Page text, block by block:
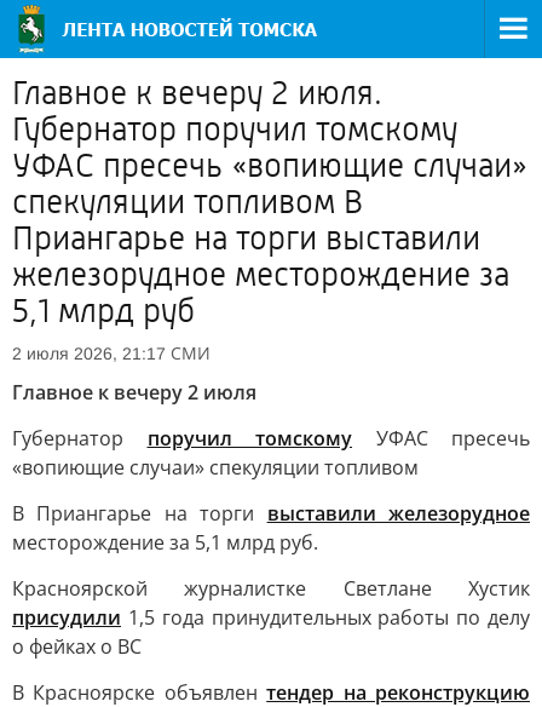
Главное к вечеру 2 июля.
Губернатор поручил томскому
УФАС пресечь «вопиющие случаи»
спекуляции топливом В
Приангарье на торги выставили
железорудное месторождение за
5,1 млрд руб
2 июля 2026, 21:17 СМИ
Главное к вечеру 2 июля
Губернатор поручил томскому УФАС пресечь
«вопиющие случаи» спекуляции топливом
В Приангарье на торги выставили железорудное
месторождение за 5,1 млрд руб.
Красноярской журналистке Светлане Хустик
присудили 1,5 года принудительных работы по делу
о фейках о ВС
В Красноярске объявлентендер на реконструкцию